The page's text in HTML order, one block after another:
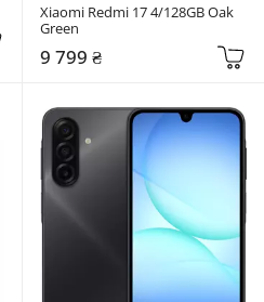
Xiaomi Redmi 17 4/128GB Oak
Green
9 799 ₴